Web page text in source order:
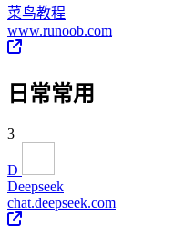
菜鸟教程
www.runoob.com
日常常用
3
D
Deepseek
chat.deepseek.com